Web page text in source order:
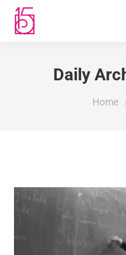
Daily
You
Home